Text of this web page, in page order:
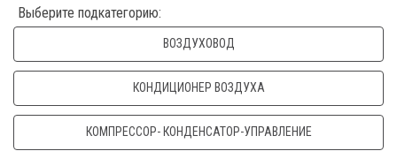
Выберите подкатегорию:
ВОЗДУХОВОД
КОНДИЦИОНЕР ВОЗДУХА
КОМПРЕССОР- КОНДЕНСАТОР-УПРАВЛЕНИЕ